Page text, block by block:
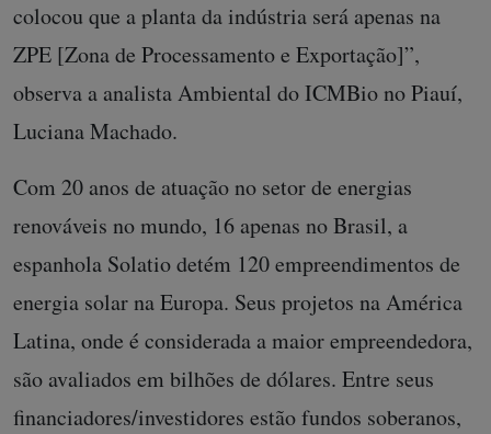
colocou que a planta da indústria será apenas na
ZPE [Zona de Processamento e Exportação]”,
observa a analista Ambiental do ICMBio no Piauí,
Luciana Machado.
Com 20 anos de atuação no setor de energias
renováveis no mundo, 16 apenas no Brasil, a
espanhola Solatio detém 120 empreendimentos de
energia solar na Europa. Seus projetos na América
Latina, onde é considerada a maior empreendedora,
são avaliados em bilhões de dólares. Entre seus
financiadores/investidores estão fundos soberanos,